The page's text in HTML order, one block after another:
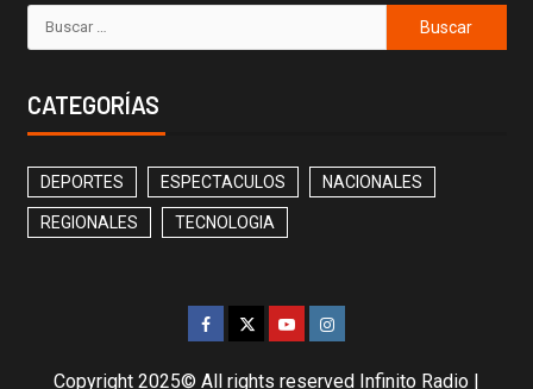
CATEGORÍAS
DEPORTES ESPECTACULOS NACIONALES
REGIONALES TECNOLOGIA
Copyright 2025© All rights reserved Infinito Radio |